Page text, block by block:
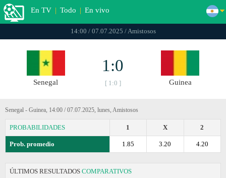
En TV | Todo | En vivo
14:00 / 07.07.2025 / Amistosos
Senegal
1:0
[ 1:0 ] Guinea
Senegal - Guinea, 14:00 / 07.07.2025, lunes, Amistosos
PROBABILIDADES 2
X
1
Prob. promedio 4.20
3.20
1.85
ÚLTIMOS RESULTADOS COMPARATIVOS